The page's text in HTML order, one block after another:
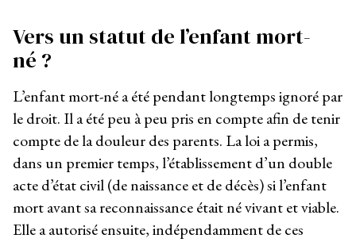
Vers un statut de l’enfant mort-
né ?
L’enfant mort-né a été pendant longtemps ignoré par
le droit. Il a été peu à peu pris en compte afin de tenir
compte de la douleur des parents. La loi a permis,
dans un premier temps, l’établissement d’un double
acte d’état civil (de naissance et de décès) si l’enfant
mort avant sa reconnaissance était né vivant et viable.
Elle a autorisé ensuite, indépendamment de ces